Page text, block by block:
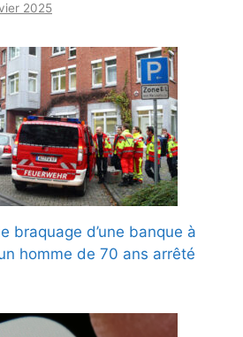
2025
braquage d’une banque à
homme de 70 ans arrêté